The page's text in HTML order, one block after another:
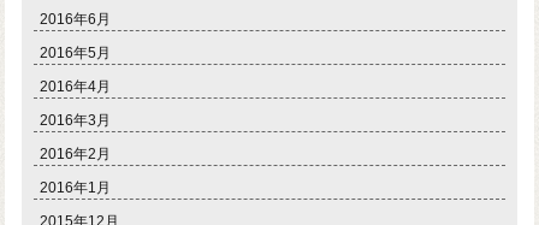
2016年6月
2016年5月
2016年4月
2016年3月
2016年2月
2016年1月
2015年12月